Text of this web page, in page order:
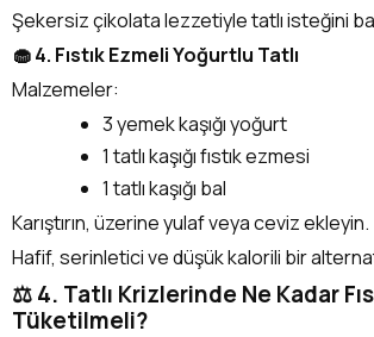
Şekersiz çikolata lezzetiyle tatlı isteğini
🧁 4. Fıstık Ezmeli Yoğurtlu Tatlı
Malzemeler:
3 yemek kaşığı yoğurt
1 tatlı kaşığı fıstık ezmesi
1 tatlı kaşığı bal
Karıştırın, üzerine yulaf veya ceviz ekleyin.
Hafif, serinletici ve düşük kalorili bir
⚖️ 4. Tatlı Krizlerinde Ne Kadar
Tüketilmeli?